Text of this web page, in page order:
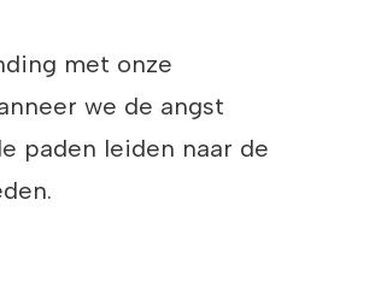
met onze
we de angst
paden leiden naar de